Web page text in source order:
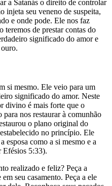
a Satanás o direito de controlar
injeta seu veneno de suspeita,
e onde pode. Ele nos faz
teremos de prestar contas do
significado do amor e
si mesmo. Ele veio para um
significado do amor. Neste
divino é mais forte que o
nos restaurar à comunhão
o plano original do
no princípio. Ele
esposa como a si mesmo e a
Efésios 5:33).
realizado e feliz? Peça a
seu casamento. Peça a ele